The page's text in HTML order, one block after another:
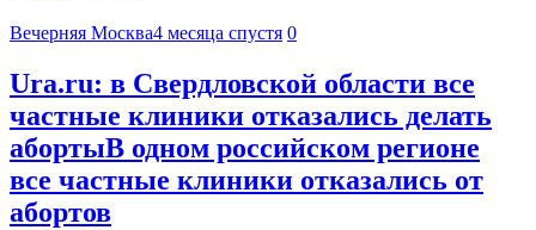
Вечерняя Москва4 месяца спустя 0
Ura.ru: в Свердловской области все
частные клиники отказались делать
абортыВ одном российском регионе
все частные клиники отказались от
абортов